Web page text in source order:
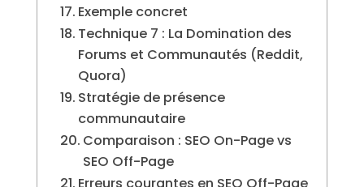
Exemple concret
Technique 7 : La Domination des
Forums et Communautés (Reddit,
Quora)
Stratégie de présence
communautaire
Comparaison : SEO On-Page vs
SEO Off-Page
Erreurs courantes en SEO Off-Page